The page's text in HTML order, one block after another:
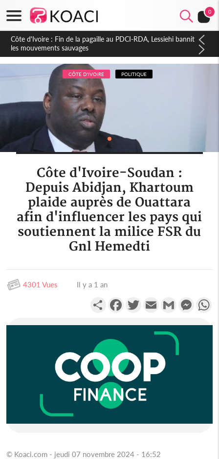
0
Côte d'Ivoire : Ouattara promet des sanctions contre les
déguerpissements illégaux
CÔTE D'IVOIRE POLITIQUE
Côte d'Ivoire-Soudan :
Depuis Abidjan, Khartoum
plaide auprès de Ouattara
afin d'influencer les pays qui
soutiennent la milice FSR du
Gnl Hemedti
4301 Vues Il y a 1 an
PartagerFacebookTwitterEmail Gmail
© Koaci.com - jeudi 07 novembre 2024 - 16:52